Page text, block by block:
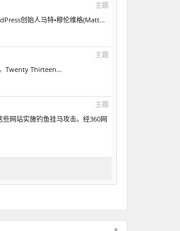
主题
创始人马特•穆伦维格(Matt...
主题
Twenty Thirteen...
主题
网站实施钓鱼挂马攻击。经360网